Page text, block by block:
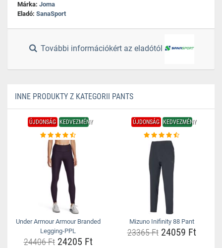
Márka: Joma
Eladó: SanaSport
További információkért az eladótól
INNE PRODUKTY Z KATEGORII PANTS
ÚJDONSÁG KEDVEZMÉNY
Under Armour Armour Branded
Legging-PPL
24406 Ft24205 Ft
ÚJDONSÁG KEDVEZMÉNY
Mizuno Inifinity 88 Pant
23365 Ft24059 Ft